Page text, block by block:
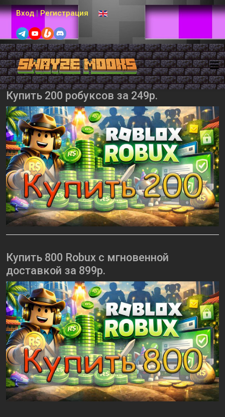
Вход | Регистрация Выберите язык
Купить 200 робуксов за 249р.
Купить 800 Robux с мгновенной
доставкой за 899р.